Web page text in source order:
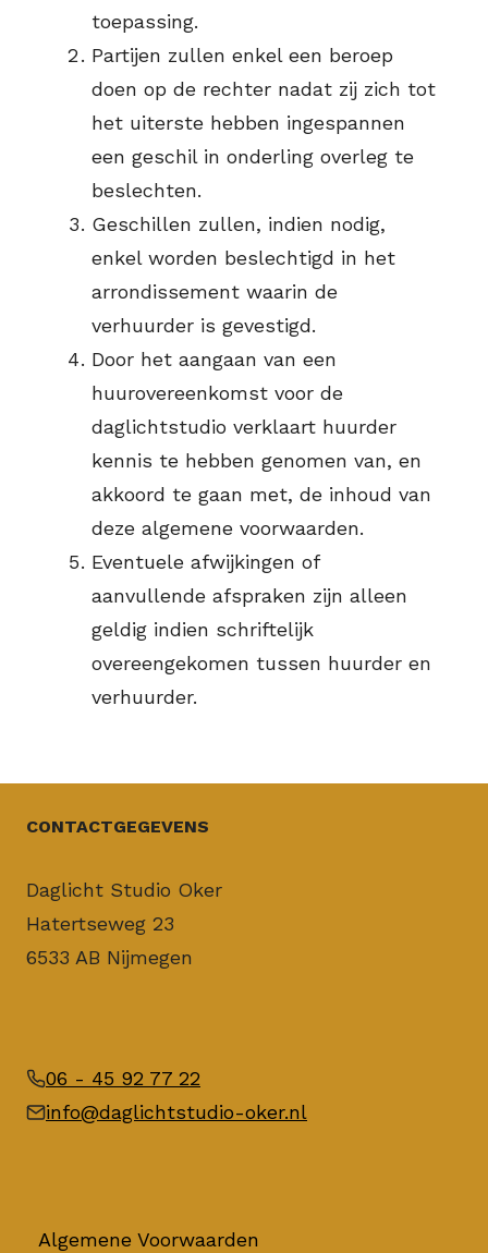
toepassing.
Partijen zullen enkel een beroep
doen op de rechter nadat zij zich tot
het uiterste hebben ingespannen
een geschil in onderling overleg te
beslechten.
Geschillen zullen, indien nodig,
enkel worden beslechtigd in het
arrondissement waarin de
verhuurder is gevestigd.
Door het aangaan van een
huurovereenkomst voor de
daglichtstudio verklaart huurder
kennis te hebben genomen van, en
akkoord te gaan met, de inhoud van
deze algemene voorwaarden.
Eventuele afwijkingen of
aanvullende afspraken zijn alleen
geldig indien schriftelijk
overeengekomen tussen huurder en
verhuurder.
CONTACTGEGEVENS
Daglicht Studio Oker
Hatertseweg 23
6533 AB Nijmegen
06 - 45 92 77 22
info@daglichtstudio-oker.nl
Algemene Voorwaarden